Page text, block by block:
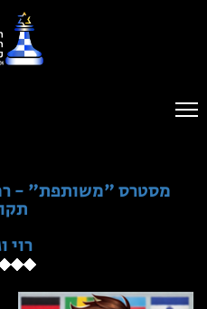
מסטרס "משותפת" -
רוי